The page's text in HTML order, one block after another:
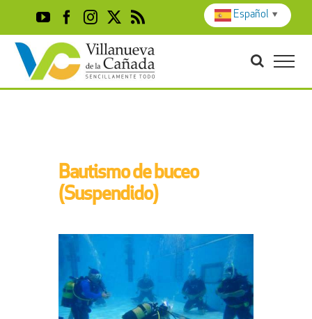
content
YouTubeFacebook
Instagram
X Rss
Bautismo de buceo
(Suspendido)
Español ▼